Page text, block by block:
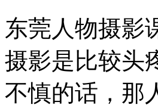
东莞人物摄影
摄影是比较头
不慎的话，那